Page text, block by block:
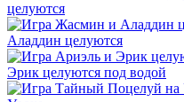
целуются
Аладдин целуются
Эрик целуются под водой